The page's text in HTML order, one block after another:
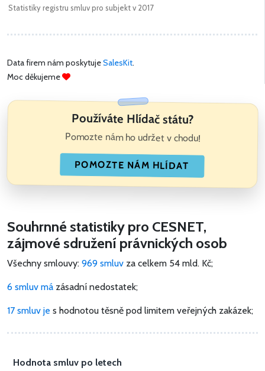
Statistiky registru smluv pro subjekt v 2017
Data firem nám poskytujeSalesKit.
Moc děkujeme
Používáte Hlídač státu?
Pomozte nám ho udržet v chodu!
POMOZTE NÁM HLÍDAT
Souhrnné statistiky pro CESNET,
zájmové sdružení právnických osob
Všechny smlouvy: 969 smluv za celkem 54 mld. Kč;
6 smluv má zásadní nedostatek;
17 smluv je s hodnotou těsně pod limitem veřejných zakázek;
Hodnota smluv po letech